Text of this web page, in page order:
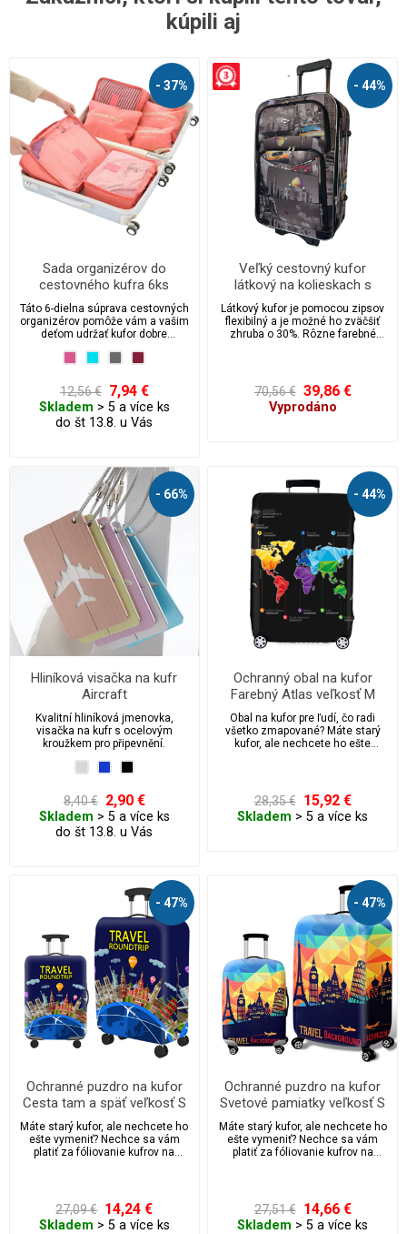
kúpili aj
- 37%
Sada organizérov do
cestovného kufra 6ks
Táto 6-dielna súprava cestovných
organizérov pomôže vám a vašim
deťom udržať kufor dobre
počas cestovania.
12,56 € 7,94 €
Skladem > 5 a více ks
do št 13.8. u Vás
- 44%
Veľký cestovný kufor
látkový na kolieskach s
integrovaným zámkom 105 l
veľkosť L - 0082
Látkový kufor je pomocou zipsov
flexibilný a je možné ho zväčšiť
zhruba o 30%. Rôzne farebné
bestseller.
70,56 € 39,86 €
Vyprodáno
- 66%
Hliníková visačka na kufr
Aircraft
Kvalitní hliníková jmenovka,
visačka na kufr s ocelovým
kroužkem pro připevnění.
8,40 € 2,90 €
Skladem > 5 a více ks
do št 13.8. u Vás
- 44%
Ochranný obal na kufor
Farebný Atlas veľkosť M
Obal na kufor pre ľudí, čo radi
všetko zmapované? Máte starý
kufor, ale nechcete ho ešte
28,35 € 15,92 €
Skladem > 5 a více ks
- 47%
Ochranné puzdro na kufor
Cesta tam a späť veľkosť S
Máte starý kufor, ale nechcete ho
ešte vymeniť? Nechce sa vám
platiť za fóliovanie kufrov na
27,09 € 14,24 €
Skladem > 5 a více ks
- 47%
Ochranné puzdro na kufor
Svetové pamiatky veľkosť S
Máte starý kufor, ale nechcete ho
ešte vymeniť? Nechce sa vám
platiť za fóliovanie kufrov na
27,51 € 14,66 €
Skladem > 5 a více ks